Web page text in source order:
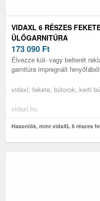
VIDAXL 6 RÉSZES
ÜLŐGARNITÚRA
173 090 Ft
Élvezze kül- vagy belterét
garnitúra impregnált
vidaxl, fekete, bútorok, kerti
vidaxl.hu
Hasonlók, mint vidaXL 6 részes